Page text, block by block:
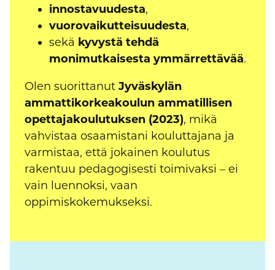
innostavuudesta,
vuorovaikutteisuudesta,
sekä kyvystä tehdä
monimutkaisesta ymmärrettävää.
Olen suorittanut Jyväskylän
ammattikorkeakoulun ammatillisen
opettajakoulutuksen (2023), mikä
vahvistaa osaamistani kouluttajana ja
varmistaa, että jokainen koulutus
rakentuu pedagogisesti toimivaksi – ei
vain luennoksi, vaan
oppimiskokemukseksi.